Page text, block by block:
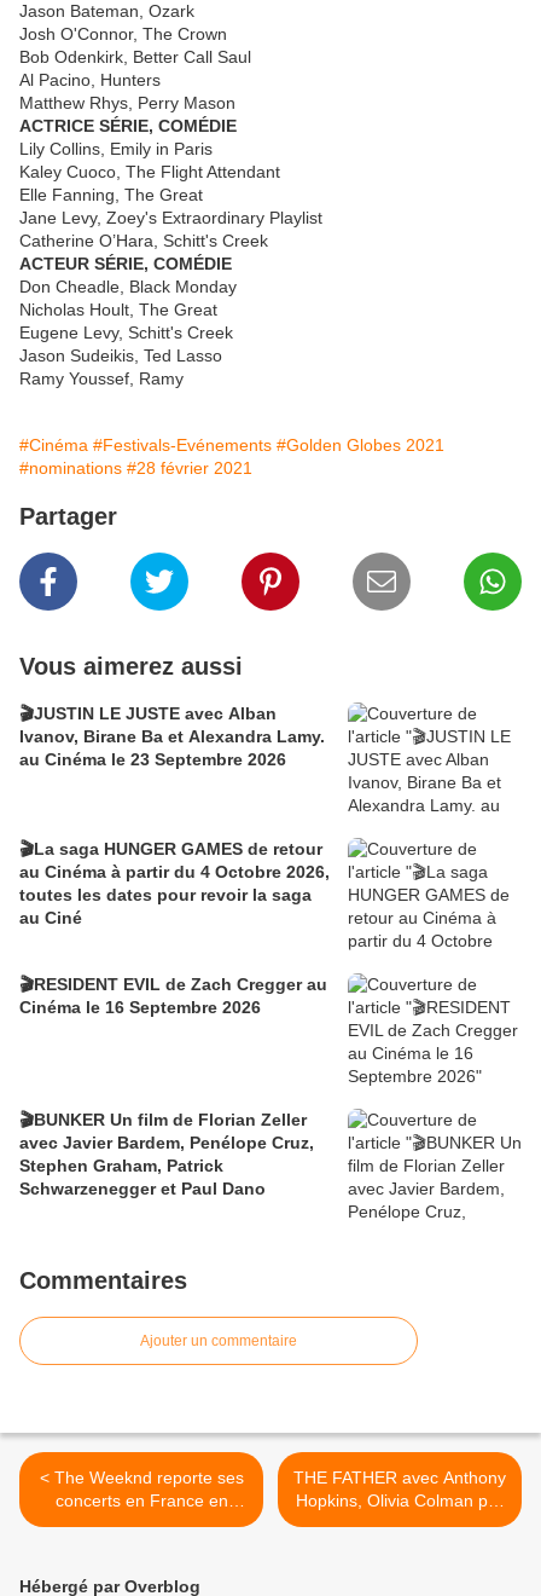
Jason Bateman, Ozark
Josh O'Connor, The Crown
Bob Odenkirk, Better Call Saul
Al Pacino, Hunters
Matthew Rhys, Perry Mason
ACTRICE SÉRIE, COMÉDIE
Lily Collins, Emily in Paris
Kaley Cuoco, The Flight Attendant
Elle Fanning, The Great
Jane Levy, Zoey's Extraordinary Playlist
Catherine O’Hara, Schitt's Creek
ACTEUR SÉRIE, COMÉDIE
Don Cheadle, Black Monday
Nicholas Hoult, The Great
Eugene Levy, Schitt's Creek
Jason Sudeikis, Ted Lasso
Ramy Youssef, Ramy
#Cinéma #Festivals-Evénements #Golden Globes 2021
#nominations #28 février 2021
Partager
Vous aimerez aussi
🎬JUSTIN LE JUSTE avec Alban
Ivanov, Birane Ba et Alexandra Lamy.
au Cinéma le 23 Septembre 2026
🎬La saga HUNGER GAMES de retour
au Cinéma à partir du 4 Octobre 2026,
toutes les dates pour revoir la saga
au Ciné
🎬RESIDENT EVIL de Zach Cregger au
Cinéma le 16 Septembre 2026
🎬BUNKER Un film de Florian Zeller
avec Javier Bardem, Penélope Cruz,
Stephen Graham, Patrick
Schwarzenegger et Paul Dano
Commentaires
Ajouter un commentaire
< The Weeknd reporte ses
concerts en France en
2022, ouverture des ventes
THE FATHER avec Anthony
Hopkins, Olivia Colman par
Florian Zeller - Bande
Hébergé par Overblog